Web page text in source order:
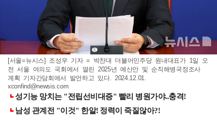
[서울=뉴시스] 조성우 기자 = 박찬대 더불어민주당 원내대표가 1일 오
전 서울 여의도 국회에서 열린 2025년 예산안 및 순직해병국정조사
계획 기자간담회에서 발언하고 있다. 2024.12.01.
xconfind@newsis.com